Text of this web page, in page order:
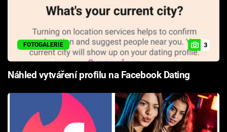
FOTOGALERIE 3
Náhled vytváření profilu na Facebook Dating